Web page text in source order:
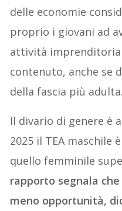
delle economie
proprio i giovani ad
attività
contenuto, anche se
della fascia più adulta.
Il divario di genere è
2025 il TEA maschile
quello femminile
rapporto segnala
meno opportunità,